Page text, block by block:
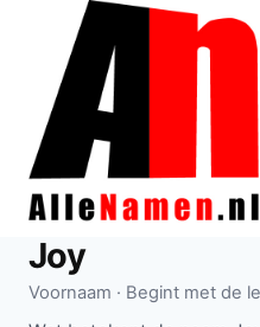
Doorgaan
inhoud
Joy
Voornaam · Begint met de